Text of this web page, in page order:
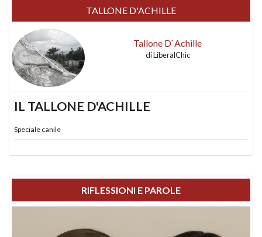
TALLONE D'ACHILLE
Tallone D`Achille
diLiberalChic
IL TALLONE D'ACHILLE
Speciale canile
RIFLESSIONI E PAROLE